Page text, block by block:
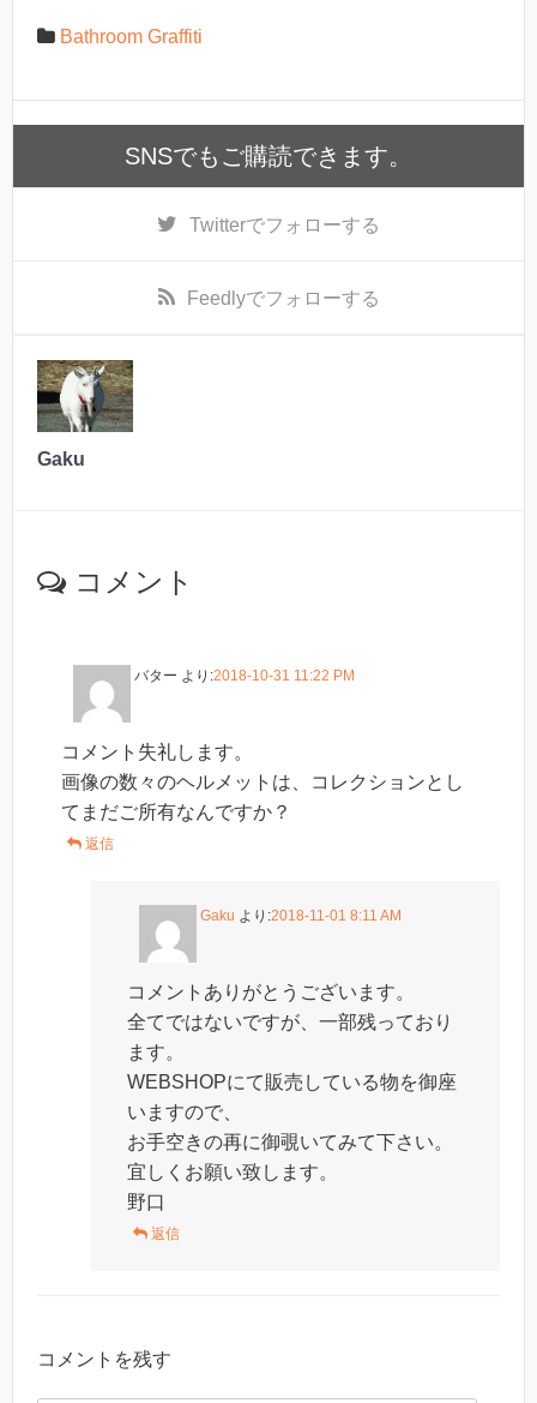
Bathroom Graffiti
SNSでもご購読できます。
Twitterでフォローする
Feedlyでフォローする
Gaku
コメント
バター より:2018-10-31 11:22 PM
コメント失礼します。
画像の数々のヘルメットは、コレクションとし
てまだご所有なんですか？
返信
Gaku より:2018-11-01 8:11 AM
コメントありがとうございます。
全てではないですが、一部残っており
ます。
WEBSHOPにて販売している物を御座
いますので、
お手空きの再に御覗いてみて下さい。
宜しくお願い致します。
野口
返信
コメントを残す